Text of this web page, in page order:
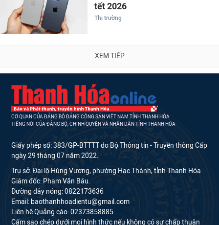
tết 2026
Thị trường
XEM TIẾP
CƠ QUAN CỦA ĐẢNG BỘ ĐẢNG CỘNG SẢN VIỆT NAM TỈNH THANH HÓA
TIẾNG NÓI CỦA ĐẢNG BỘ, CHÍNH QUYỀN VÀ NHÂN DÂN TỈNH THANH HÓA
Giấy phép số: 383/GP-BTTTT do Bộ Thông tin - Truyền thông Cấp
ngày 29 tháng 07 năm 2022.
Trụ sở: Đại lộ Hùng Vương, phường Hạc Thành, tỉnh Thanh Hóa
Giám đốc: Phạm Văn Báu.
Đường dây nóng: 0822173636
Email: baothanhhoadientu@gmail.com
Liên hệ Quảng cáo: 02373858885.
Cấm sao chép dưới mọi hình thức nếu không có sự chấp thuận